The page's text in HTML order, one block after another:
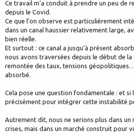
Ce travail m’a conduit à prendre un peu de
depuis le Covid.
Ce que l’on observe est particulièrement
dans un canal haussier relativement large,
bien réelle.
Et surtout : ce canal a jusqu’à présent
nous avons traversées depuis le début de
remontée des taux, tensions
absorbé.
Cela pose une question fondamentale : et si
précisément pour intégrer cette instabilité
Autrement dit, nous ne serions plus dans un
crises, mais dans un marché construit pour